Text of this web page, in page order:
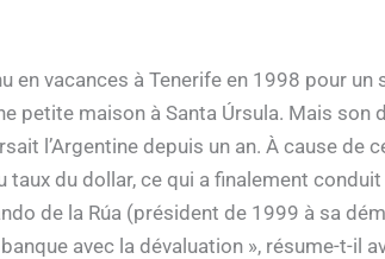
en vacances à Tenerife en 1998 pour
petite maison à Santa Úrsula. Mais
l’Argentine depuis un an. À cause de
du dollar, ce qui a finalement
de la Rúa (président de 1999 à sa
avec la dévaluation », résume-t-il